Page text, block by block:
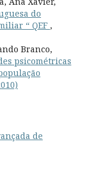
do
“ QEF ,
Branco,
psicométricas
de